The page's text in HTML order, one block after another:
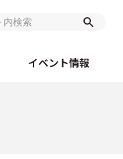
イベント情報